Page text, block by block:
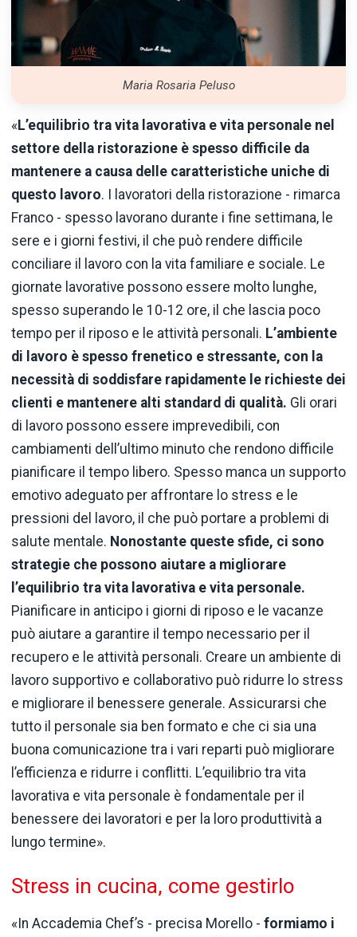
Maria Rosaria Peluso
«L’equilibrio tra vita lavorativa e vita personale nel
settore della ristorazione è spesso difficile da
mantenere a causa delle caratteristiche uniche di
questo lavoro. I lavoratori della ristorazione - rimarca
Franco - spesso lavorano durante i fine settimana, le
sere e i giorni festivi, il che può rendere difficile
conciliare il lavoro con la vita familiare e sociale. Le
giornate lavorative possono essere molto lunghe,
spesso superando le 10-12 ore, il che lascia poco
tempo per il riposo e le attività personali. L’ambiente
di lavoro è spesso frenetico e stressante, con la
necessità di soddisfare rapidamente le richieste dei
clienti e mantenere alti standard di qualità. Gli orari
di lavoro possono essere imprevedibili, con
cambiamenti dell’ultimo minuto che rendono difficile
pianificare il tempo libero. Spesso manca un supporto
emotivo adeguato per affrontare lo stress e le
pressioni del lavoro, il che può portare a problemi di
salute mentale. Nonostante queste sfide, ci sono
strategie che possono aiutare a migliorare
l’equilibrio tra vita lavorativa e vita personale.
Pianificare in anticipo i giorni di riposo e le vacanze
può aiutare a garantire il tempo necessario per il
recupero e le attività personali. Creare un ambiente di
lavoro supportivo e collaborativo può ridurre lo stress
e migliorare il benessere generale. Assicurarsi che
tutto il personale sia ben formato e che ci sia una
buona comunicazione tra i vari reparti può migliorare
l’efficienza e ridurre i conflitti. L’equilibrio tra vita
lavorativa e vita personale è fondamentale per il
benessere dei lavoratori e per la loro produttività a
lungo termine».
Stress in cucina, come gestirlo
«In Accademia Chef’s - precisa Morello - formiamo i